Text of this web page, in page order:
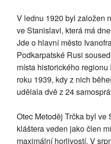
V lednu 1920 byl založen
ve Stanislavi, která má
Jde o hlavní město
Podkarpatské Rusi
místa historického
roku 1939, kdy z nich
udělala dvě z 24
Otec Metoděj Trčka byl
kláštera veden jako člen
maximální horlivostí. V